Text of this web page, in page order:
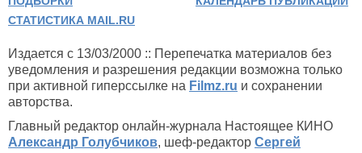
СТАТИСТИКА MAIL.RU
Издается с 13/03/2000 :: Перепечатка материалов без
уведомления и разрешения редакции возможна только
при активной гиперссылке на Filmz.ru и сохранении
авторства.
Главный редактор онлайн-журнала Настоящее КИНО
Александр Голубчиков, шеф-редактор Сергей